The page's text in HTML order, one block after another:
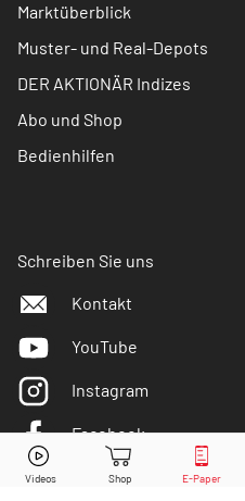
UnitedHealthAktie jetzt handeln?
Marktüberblick
Muster- und Real-Depots
DER AKTIONÄR Indizes
Abo und Shop
Bedienhilfen
Schreiben Sie uns
Kontakt
YouTube
Instagram
Facebook
Twitter